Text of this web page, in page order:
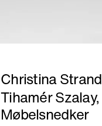
Christina Strand
Tihamér Szalay,
Møbelsnedker